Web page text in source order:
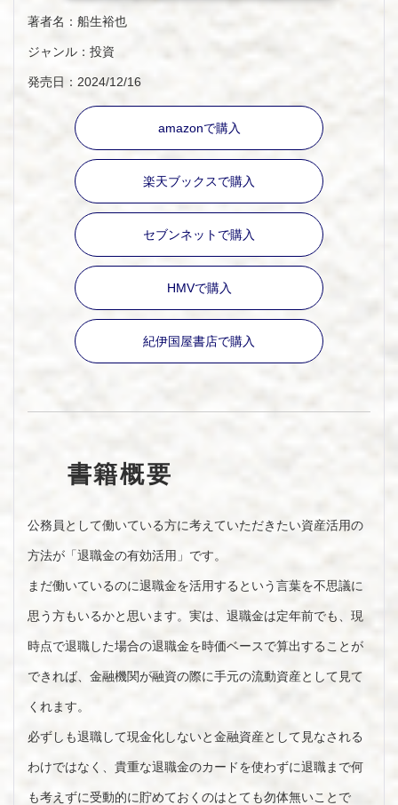
著者名：船生裕也
ジャンル：投資
発売日：2024/12/16
amazonで購入
楽天ブックスで購入
セブンネットで購入
HMVで購入
紀伊国屋書店で購入
書籍概要
公務員として働いている方に考えていただきたい資産活用の
方法が「退職金の有効活用」です。
まだ働いているのに退職金を活用するという言葉を不思議に
思う方もいるかと思います。実は、退職金は定年前でも、現
時点で退職した場合の退職金を時価ベースで算出することが
できれば、金融機関が融資の際に手元の流動資産として見て
くれます。
必ずしも退職して現金化しないと金融資産として見なされる
わけではなく、貴重な退職金のカードを使わずに退職まで何
も考えずに受動的に貯めておくのはとても勿体無いことで